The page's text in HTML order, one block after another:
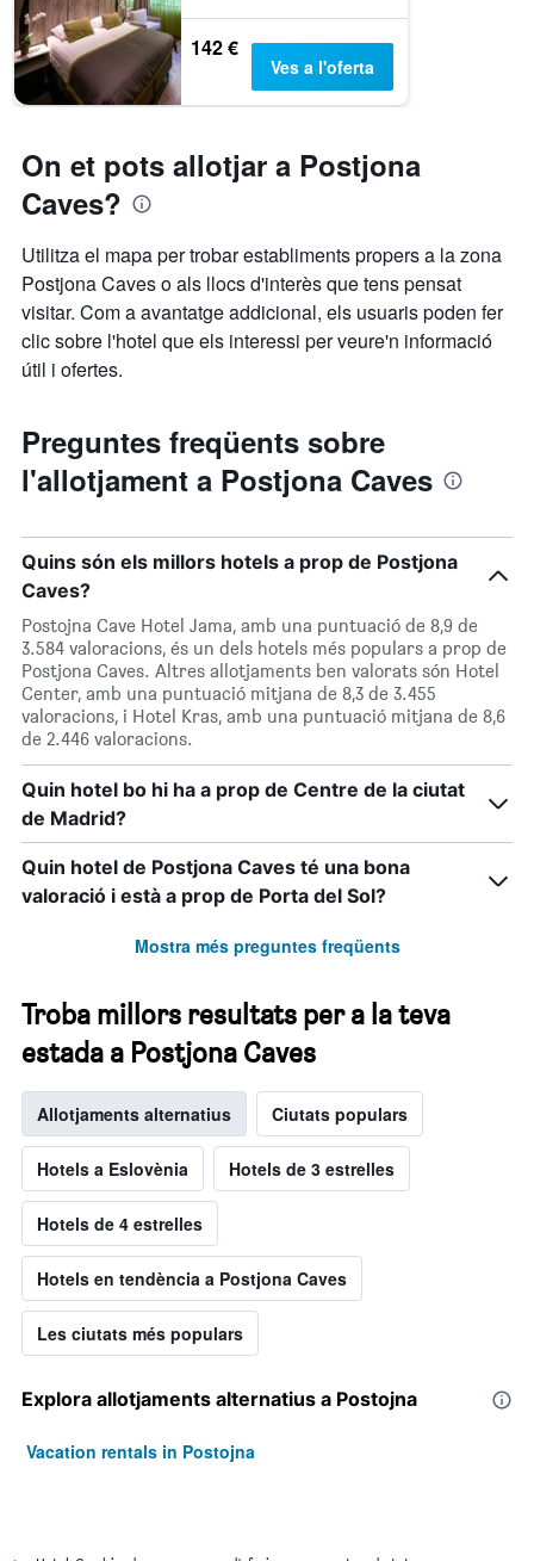
142 €
Ves a l'oferta
On et pots allotjar a Postjona
Caves?
Utilitza el mapa per trobar establiments propers a la zona
Postjona Caves o als llocs d'interès que tens pensat
visitar. Com a avantatge addicional, els usuaris poden fer
clic sobre l'hotel que els interessi per veure'n informació
útil i ofertes.
Preguntes freqüents sobre
l'allotjament a Postjona Caves
Quins són els millors hotels a prop de Postjona
Caves?
Postojna Cave Hotel Jama, amb una puntuació de 8,9 de
3.584 valoracions, és un dels hotels més populars a prop de
Postjona Caves. Altres allotjaments ben valorats són Hotel
Center, amb una puntuació mitjana de 8,3 de 3.455
valoracions, i Hotel Kras, amb una puntuació mitjana de 8,6
de 2.446 valoracions.
Quin hotel bo hi ha a prop de Centre de la ciutat
de Madrid?
Quin hotel de Postjona Caves té una bona
valoració i està a prop de Porta del Sol?
Mostra més preguntes freqüents
Troba millors resultats per a la teva
estada a Postjona Caves
Allotjaments alternatius Ciutats populars
Hotels a Eslovènia Hotels de 3 estrelles
Hotels de 4 estrelles
Hotels en tendència a Postjona Caves
Les ciutats més populars
Explora allotjaments alternatius a Postojna
Vacation rentals in Postojna